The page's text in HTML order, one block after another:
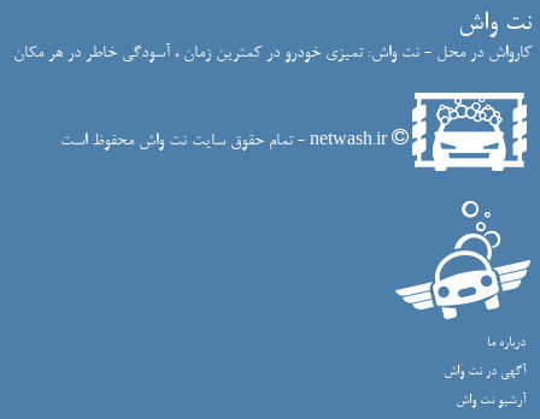
نت واش
کارواش در محل - نت واش: تمیزی خودرو در کمترین زمان ، آسودگی خاطر در هر مکان
netwash.ir - تمام حقوق سایت نت واش محفوظ است
درباره ما
آگهی در نت واش
آرشیو نت واش